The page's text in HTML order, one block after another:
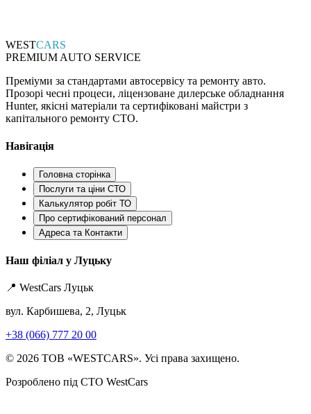
WESTCARS
PREMIUM AUTO SERVICE
Преміуми за стандартами автосервісу та ремонту авто.
Прозорі чесні процеси, ліцензоване дилерське обладнання
Hunter, якісні матеріали та сертифіковані майстри з
капітального ремонту СТО.
Навігація
Головна сторінка
Послуги та ціни СТО
Калькулятор робіт ТО
Про сертифікований персонал
Адреса та Контакти
Наш філіал у Луцьку
📍 WestCars Луцьк
вул. Карбишева, 2, Луцьк
+38 (066) 777 20 00
© 2026 ТОВ «WESTCARS». Усі права захищено.
Розроблено під СТО WestCars